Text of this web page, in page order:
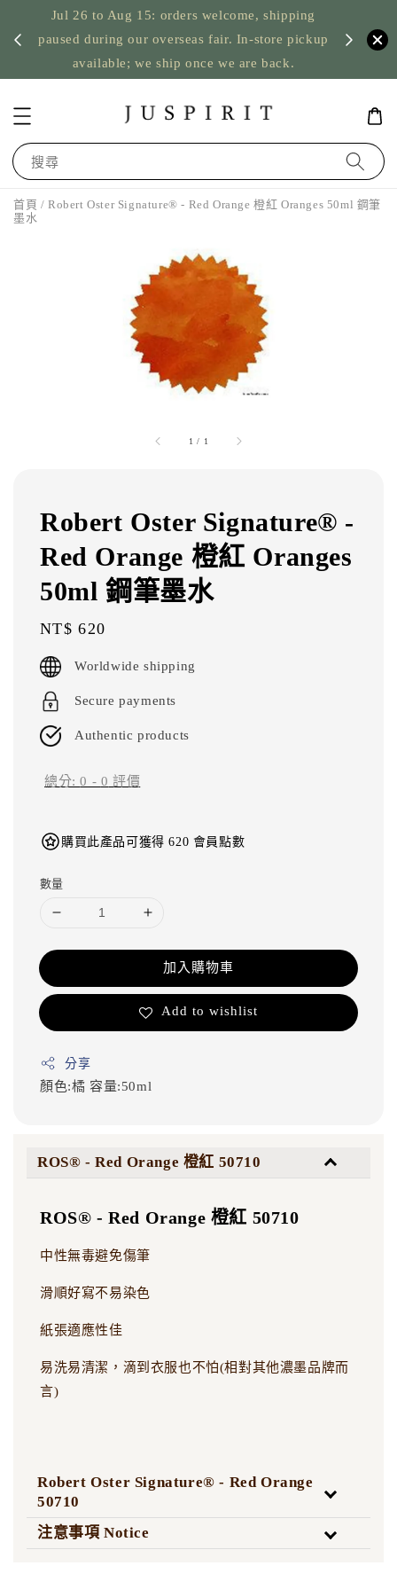
Jul 26 to Aug 15: orders welcome, shipping
paused during our overseas fair. In-store pickup
available; we ship once we are back.
US
搜尋
首頁 / Robert Oster Signature® - Red Orange 橙紅 Oranges 50ml 鋼筆
墨水
1 / 1
Robert Oster Signature® -
Red Orange 橙紅 Oranges
50ml 鋼筆墨水
Regular
price
NT$ 620
Worldwide shipping
Secure payments
Authentic products
總分:0 - 0 評價
購買此產品可獲得 620 會員點數
數量
加入購物車
Add to wishlist
分享
顏色:橘 容量:50ml
ROS® - Red Orange 橙紅 50710
ROS® - Red Orange 橙紅 50710
中性無毒避免傷筆
滑順好寫不易染色
紙張適應性佳
易洗易清潔，滴到衣服也不怕(相對其他濃墨品牌而
言)
Robert Oster Signature® - Red Orange
50710
注意事項 Notice